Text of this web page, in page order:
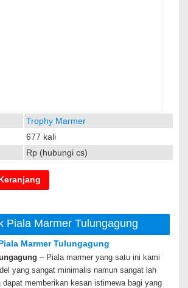
Trophy Marmer
677 kali
Rp (hubungi cs)
Piala Marmer Tulungagung
Marmer Tulungagung
– Piala marmer yang satu ini kami
yang sangat minimalis namun sangat lah
dapat memberikan kesan istimewa bagi yang